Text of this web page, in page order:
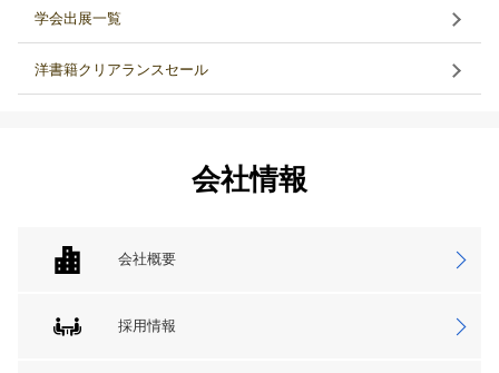
学会出展一覧
洋書籍クリアランスセール
会社情報
会社概要
採用情報